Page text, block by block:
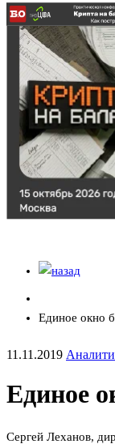
Единое окно
11.11.2019
Единое
Сергей Леханов,